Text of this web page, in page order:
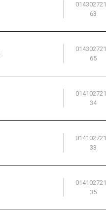
63
65
34
33
35